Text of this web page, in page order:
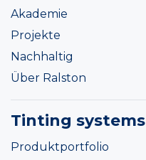
Akademie
Projekte
Nachhaltig
Über Ralston
Tinting systems
Produktportfolio